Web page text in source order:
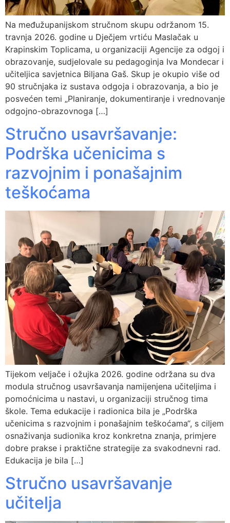
Na međužupanijskom stručnom skupu održanom 15.
travnja 2026. godine u Dječjem vrtiću Maslačak u
Krapinskim Toplicama, u organizaciji Agencije za odgoj i
obrazovanje, sudjelovale su pedagoginja Iva Mondecar i
učiteljica savjetnica Biljana Gaš. Skup je okupio više od
90 stručnjaka iz sustava odgoja i obrazovanja, a bio je
posvećen temi „Planiranje, dokumentiranje i vrednovanje
odgojno-obrazovnoga […]
Stručno usavršavanje:
Podrška učenicima s
razvojnim i ponašajnim
teškoćama
Tijekom veljače i ožujka 2026. godine održana su dva
modula stručnog usavršavanja namijenjena učiteljima i
pomoćnicima u nastavi, u organizaciji stručnog tima
škole. Tema edukacije i radionica bila je „Podrška
učenicima s razvojnim i ponašajnim teškoćama“, s ciljem
osnaživanja sudionika kroz konkretna znanja, primjere
dobre prakse i praktične strategije za svakodnevni rad.
Edukacija je bila […]
Stručno usavršavanje
učitelja